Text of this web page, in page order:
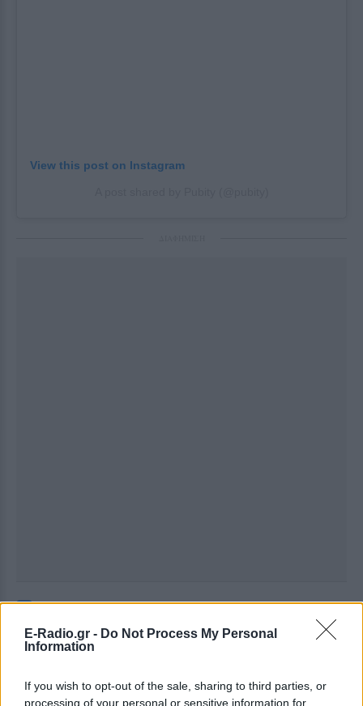
E-Radio.gr - Do Not Process My Personal
Information
If you wish to opt-out of the sale, sharing to third parties, or
processing of your personal or sensitive information for
View this post on Instagram
Ακολουθήστε το E-Radio.gr στοGoogle News
και μάθετε πρώτοι τα πιο hot νέα.
και ότι σου κάνει κλικ!